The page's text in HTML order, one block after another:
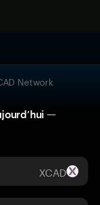
Network
—
XCAD